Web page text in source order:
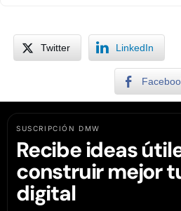
Twitter LinkedIn
SUSCRIPCIÓN DMW
Recibe ideas
construir mejor
digital